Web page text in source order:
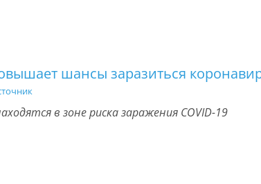
шансы заразиться
в зоне риска заражения COVID-19